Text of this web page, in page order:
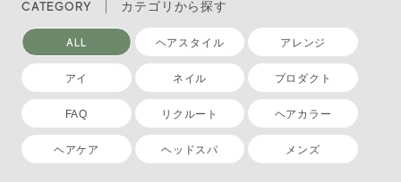
CATEGORY カテゴリから探す
ALL ヘアスタイル アレンジ
アイ ネイル プロダクト
FAQ リクルート ヘアカラー
ヘアケア ヘッドスパ メンズ